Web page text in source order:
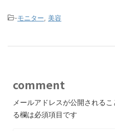
-モニター 美容
comment
メールアドレスが公開されるこ
る欄は必須項目です